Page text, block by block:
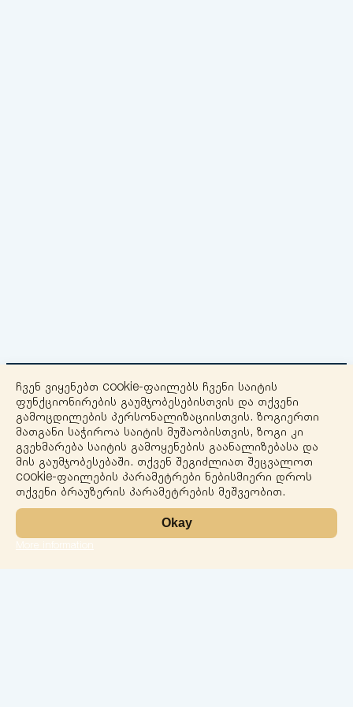
+
−
ჩვენ ვიყენებთ cookie-ფაილებს ჩვენი საიტის
ფუნქციონირების გაუმჯობესებისთვის და თქვენი
გამოცდილების პერსონალიზაციისთვის. ზოგიერთი
მათგანი საჭიროა საიტის მუშაობისთვის, ზოგი კი
გვეხმარება საიტის გამოყენების გაანალიზებასა და
მის გაუმჯობესებაში. თქვენ შეგიძლიათ შეცვალოთ
cookie-ფაილების პარამეტრები ნებისმიერი დროს
თქვენი ბრაუზერის პარამეტრების მეშვეობით.
Okay
More information